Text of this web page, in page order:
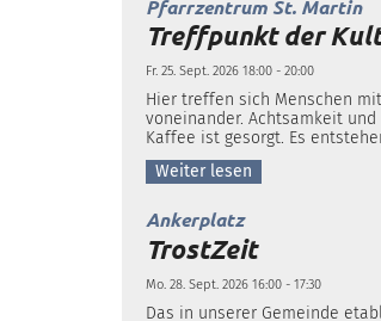
Pfarrzentrum St. Martin:
Treffpunkt der
Fr. 25. Sept. 2026 18:00 - 20:00
Hier treffen sich Menschen
voneinander. Achtsamkeit und
Kaffee ist gesorgt. Es
Weiter lesen
Ankerplatz:
TrostZeit
Mo. 28. Sept. 2026 16:00 - 17:30
Das in unserer Gemeinde